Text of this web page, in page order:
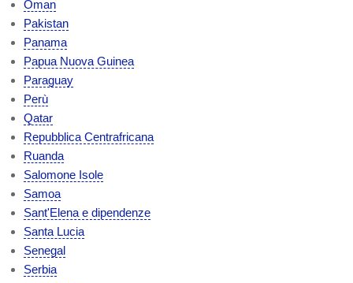
Oman
Pakistan
Panama
Papua Nuova Guinea
Paraguay
Perù
Qatar
Repubblica Centrafricana
Ruanda
Salomone Isole
Samoa
Sant'Elena e dipendenze
Santa Lucia
Senegal
Serbia